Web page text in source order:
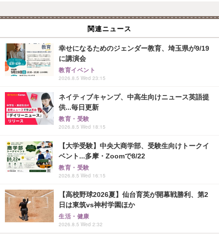
関連ニュース
幸せになるためのジェンダー教育、埼玉県が9/19
に講演会
教育イベント
2026.8.5 Wed 23:15
ネイティブキャンプ、中高生向けニュース英語提
供...毎日更新
教育・受験
2026.8.5 Wed 18:15
【大学受験】中央大商学部、受験生向けトークイ
ベント...多摩・Zoomで8/22
教育・受験
2026.8.5 Wed 16:15
【高校野球2026夏】仙台育英が開幕戦勝利、第2
日は東筑vs神村学園ほか
生活・健康
2026.8.5 Wed 2:32